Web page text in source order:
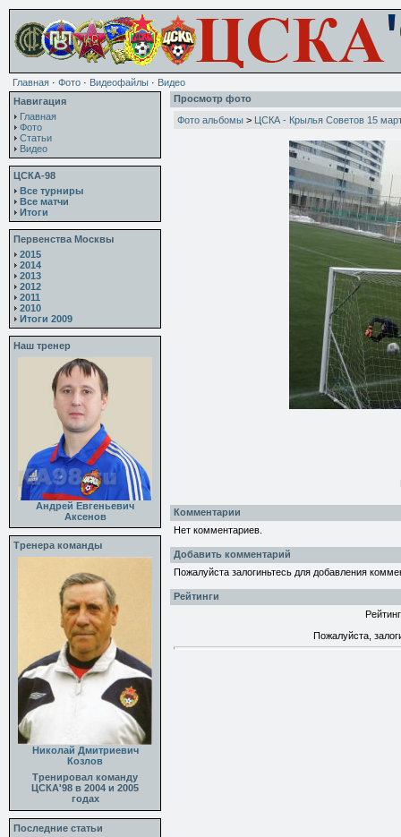
Главная · Фото · Видеофайлы · Видео
Навигация
Главная
Фото
Статьи
Видео
ЦСКА-98
Все турниры
Все матчи
Итоги
Первенства Москвы
2015
2014
2013
2012
2011
2010
Итоги 2009
Наш тренер
Андрей Евгеньевич
Аксенов
Тренера команды
Николай Дмитриевич
Козлов
Тренировал команду
ЦСКА'98 в 2004 и 2005
годах
Последние статьи
Просмотр фото
Фото альбомы > ЦСКА - Крылья Советов 15
Комментарии
Нет комментариев.
Добавить комментарий
Пожалуйста залогиньтесь для добавления
Рейтинги
Пожалуйста,